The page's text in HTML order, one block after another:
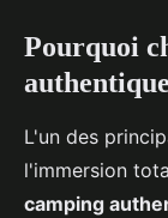
Pourquoi
L'un des
l'immersion
camping